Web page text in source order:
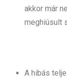
akkor már
meghiúsult
A hibás